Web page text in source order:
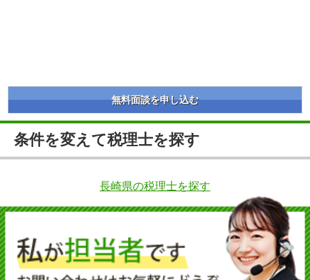
無料面談を申し込む
条件を変えて税理士を探す
長崎県の税理士を探す